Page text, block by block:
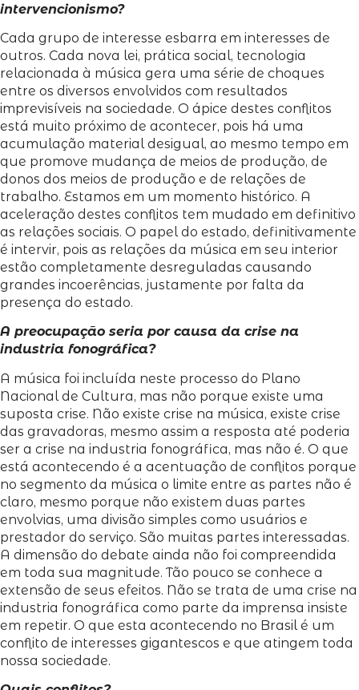
intervencionismo?
Cada grupo de interesse esbarra em interesses de
outros. Cada nova lei, prática social, tecnologia
relacionada à música gera uma série de choques
entre os diversos envolvidos com resultados
imprevisíveis na sociedade. O ápice destes conflitos
está muito próximo de acontecer, pois há uma
acumulação material desigual, ao mesmo tempo em
que promove mudança de meios de produção, de
donos dos meios de produção e de relações de
trabalho. Estamos em um momento histórico. A
aceleração destes conflitos tem mudado em definitivo
as relações sociais. O papel do estado, definitivamente
é intervir, pois as relações da música em seu interior
estão completamente desreguladas causando
grandes incoerências, justamente por falta da
presença do estado.
A preocupação seria por causa da crise na
industria fonográfica?
A música foi incluída neste processo do Plano
Nacional de Cultura, mas não porque existe uma
suposta crise. Não existe crise na música, existe crise
das gravadoras, mesmo assim a resposta até poderia
ser a crise na industria fonográfica, mas não é. O que
está acontecendo é a acentuação de conflitos porque
no segmento da música o limite entre as partes não é
claro, mesmo porque não existem duas partes
envolvias, uma divisão simples como usuários e
prestador do serviço. São muitas partes interessadas.
A dimensão do debate ainda não foi compreendida
em toda sua magnitude. Tão pouco se conhece a
extensão de seus efeitos. Não se trata de uma crise na
industria fonográfica como parte da imprensa insiste
em repetir. O que esta acontecendo no Brasil é um
conflito de interesses gigantescos e que atingem toda
nossa sociedade.